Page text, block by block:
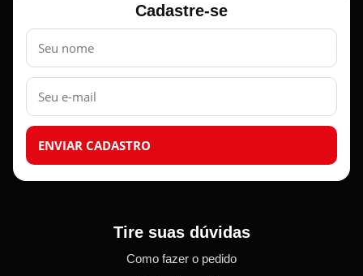
Cadastre-se
Nome
E-
mail
ENVIAR CADASTRO
Tire suas dúvidas
Como fazer o pedido